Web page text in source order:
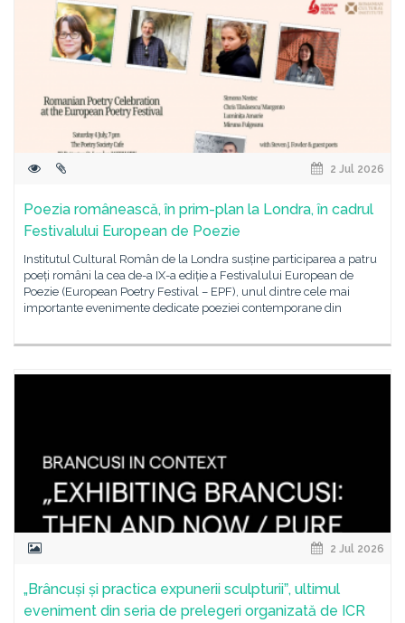
2 Jul 2026
Poezia românească, în prim-plan la Londra, în cadrul
Festivalului European de Poezie
Institutul Cultural Român de la Londra susține participarea a patru
poeți români la cea de-a IX-a ediție a Festivalului European de
Poezie (European Poetry Festival – EPF), unul dintre cele mai
importante evenimente dedicate poeziei contemporane din
2 Jul 2026
„Brâncuși și practica expunerii sculpturiiˮ, ultimul
eveniment din seria de prelegeri organizată de ICR